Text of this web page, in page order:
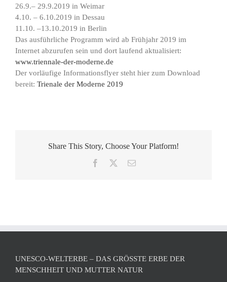
26.9.– 29.9.2019 in Weimar
4.10. – 6.10.2019 in Dessau
11.10. –13.10.2019 in Berlin
Das ausführliche Programm wird ab Frühjahr 2019 im
Internet abzurufen sein und dort laufend aktualisiert:
www.triennale-der-moderne.de
Der vorläufige Informationsflyer steht hier zum Download
bereit: Trienale der Moderne 2019
Share This Story, Choose Your Platform!
Facebook
E-
UNESCO-WELTERBE – DAS GRÖSSTE ERBE DER M
ENSCHHEIT UND MUTTER NATUR